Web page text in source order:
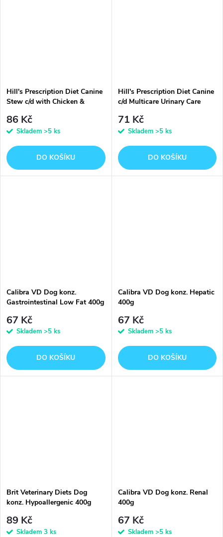
Hill's Prescription Diet Canine
Stew c/d with Chicken &
86 Kč
Skladem >5 ks
DO KOŠÍKU
Hill's Prescription Diet Canine
c/d Multicare Urinary Care
71 Kč
Skladem >5 ks
DO KOŠÍKU
Calibra VD Dog konz.
Gastrointestinal Low Fat 400g
67 Kč
Skladem >5 ks
DO KOŠÍKU
Calibra VD Dog konz. Hepatic
400g
67 Kč
Skladem >5 ks
DO KOŠÍKU
Brit Veterinary Diets Dog
konz. Hypoallergenic 400g
89 Kč
Skladem 3 ks
Calibra VD Dog konz. Renal
400g
67 Kč
Skladem >5 ks